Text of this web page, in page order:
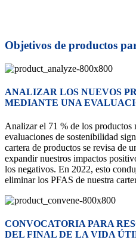
Objetivos de productos
ANALIZAR LOS NUEVOS
MEDIANTE UNA
Analizar el 71 % de los productos
evaluaciones de sostenibilidad
cartera de productos se revisa de
expandir nuestros impactos
los negativos. En 2022, esto
eliminar los PFAS de nuestra
CONVOCATORIA PARA
DEL FINAL DE LA VIDA